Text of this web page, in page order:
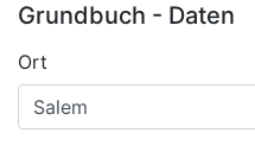
Grundbuch - Daten
Ort